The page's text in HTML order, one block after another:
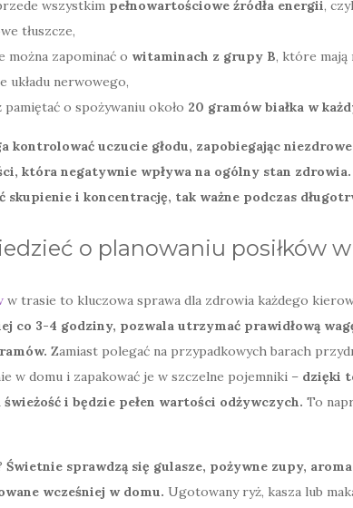
wszystkim pełnowartościowe źródła energii,
tłuszcze,
można zapominać o witaminach z grupy B, które mają
układu nerwowego,
o spożywaniu około 20 gramów białka w
kontrolować uczucie głodu, zapobiegając
która negatywnie wpływa na ogólny stan zdrowia.
skupienie i koncentrację, tak ważne podczas
o planowaniu posiłków
w trasie to kluczowa sprawa dla zdrowia każdego
co 3-4 godziny, pozwala utrzymać prawidłową
Zamiast polegać na przypadkowych barach
w domu i zapakować je w szczelne pojemniki – dzięki
świeżość i będzie pełen wartości odżywczych. To
Świetnie sprawdzą się gulasze, pożywne zupy,
wcześniej w domu. Ugotowany ryż, kasza lub